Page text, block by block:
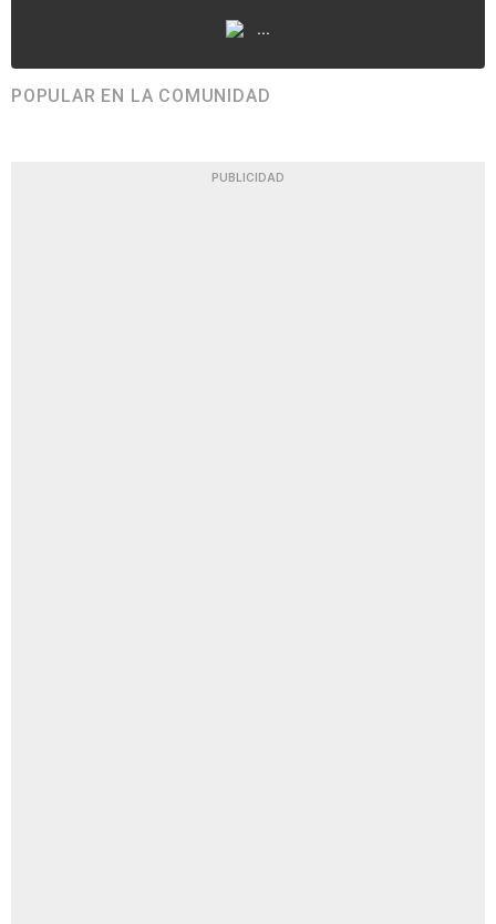
...
POPULAR EN LA COMUNIDAD
PUBLICIDAD